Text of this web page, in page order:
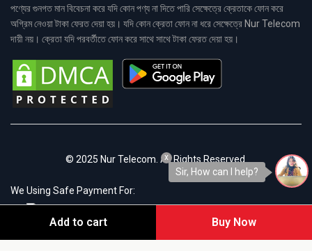
পণ্যের গুনগত মান বিবেচনা করে যদি কোন পণ্য না দিতে পারি সেক্ষেত্রে ক্রেতাকে ফোন করে
অগ্রিম নেওয়া টাকা ফেরত দেয়া হয়। যদি কোন ক্রেতা ফোন না ধরে সেক্ষেত্রে Nur Telecom
দায়ী নয়। ক্রেতা যদি পরবর্তীতে ফোন করে সাথে সাথে টাকা ফেরত দেয়া হয়।
© 2025 Nur Telecom. All Rights Reserved.
We Using Safe Payment For:
Add to cart Buy Now
Sir, How can I help?
x